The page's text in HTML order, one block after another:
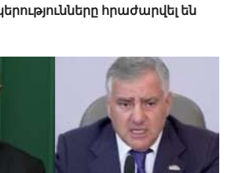
հրաժարվել են